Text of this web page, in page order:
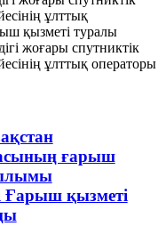
ұлттық
қызметі туралы
жоғары спутниктік
ұлттық операторы
ғарыш
Ғарыш қызметі